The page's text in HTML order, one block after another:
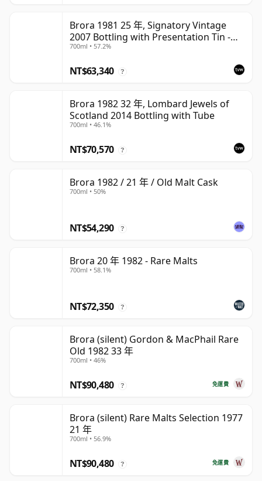
Brora 1981 25 年, Signatory Vintage
2007 Bottling with Presentation Tin -
Cask 1518
700ml • 57.2%
NT$63,340 ?
Brora 1982 32 年, Lombard Jewels of
Scotland 2014 Bottling with Tube
700ml • 46.1%
NT$70,570 ?
Brora 1982 / 21 年 / Old Malt Cask
700ml • 50%
NT$54,290 ?
Brora 20 年 1982 - Rare Malts
700ml • 58.1%
NT$72,350 ?
Brora (silent) Gordon & MacPhail Rare
Old 1982 33 年
700ml • 46%
免運費
NT$90,480 ?
Brora (silent) Rare Malts Selection 1977
21 年
700ml • 56.9%
免運費
NT$90,480 ?